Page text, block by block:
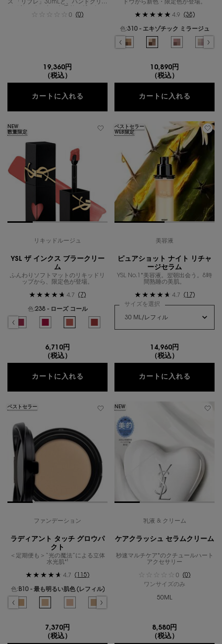
ス 「リブレ」30mLと、ハンドクリー
0
(0)
19,360円
（税込）
カートに入れる リブレ オーデパルファム30ML ＆ リブ
ドウから新色・限定色が登場。
4.9 (38)
色:310 - エキゾチック ミラージュ
色を選択してください
{1} の場合
100 - ストラ ドールズ のカラー クチュール ミニ ク
選択済み
200 - ギリーズ ドリーム のカラー クチュ
選択済み
300 - カスバ スパイシーズ のカラ
選択済み
310 - エキゾチック ミラ
選択済み
400 - バビロン
選択済
410 -
10,890円
（税込）
カートに入れる
NEW
数量限定
リキッドルージュ
YSL ザ インクス ブラークリー
ム
ふんわりソフトマットのリキッドリ
ップから、限定色が登場。
4.7 (7)
色:238 - ローズ コール
色を選択してください
{1} の場合
ーム、2/13
ラークリーム、3/13
クス ブラークリーム、4/13
カラー YSL ザ インクス ブラークリーム、5/13
ョン のカラー YSL ザ インクス ブラークリーム、6/13
モーション のカラー YSL ザ インクス ブラークリーム、7/13
キャプティベーション のカラー YSL ザ インクス ブラークリーム、8/13
択済み
- ブラウン エレベーション のカラー YSL ザ インクス ブラークリーム、9/13
6,710円
（税込）
カートに入れる YSL ザ インクス ブラークリーム
ベストセラー
WEB限定
美容液
ピュアショット ナイト リチャ
ージセラム
YSL No.1*美容液。翌朝出会う。8時
間熟睡の美肌。
4.7
(17)
サイズを選択
14,960円
（税込）
カートに入れる
ベストセラー
ファンデーション
ラディアント タッチ グロウパ
クト
＜定期便も＞“光の魔法”による立体
水光肌*¹
4.7 (115)
色: B10 - 最も明るい肌色 (レフィル)
色を選択してください
{1} の場合
ラディアント タッチ グロウパクト、1/11
るい肌色 のカラー ラディアント タッチ グロウパクト、2/11
るめの肌色 のカラー ラディアント タッチ グロウパクト、3/11
択済み- ピンクよりのやや明るい肌色 のカラー ラディアント タッチ グロウパクト、
B25 - 黄みよりのやや明るい肌色 のカラー ラディアント タッチ グロウパ
B10 - 最も明るい肌色 (レフィル) のカラー ラディアント タッチ
BR10 - ピンクよりの明るい肌色 (レフィル) のカラー ラ
選択済み
B20 - やや明るめの肌色 (レフィル) のカラー
7,370円
（税込）
NEW
乳液 & クリーム
ケアクラッシュ セラムクリーム
秒速マルチケア*のクチュールハート
アクセサリー
0
(0)
ワンサイズのみ
50ML
8,580円
（税込）